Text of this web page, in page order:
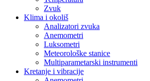
Zvuk
Klima i okoliš
Analizatori zvuka
Anemometri
Luksometri
Meteorološke stanice
Multiparametarski instrumenti
Kretanje i vibracije